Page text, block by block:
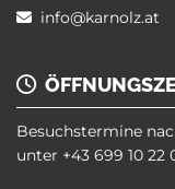
 info@karnolz.at

Besuchstermine
unter +43 699 10 22